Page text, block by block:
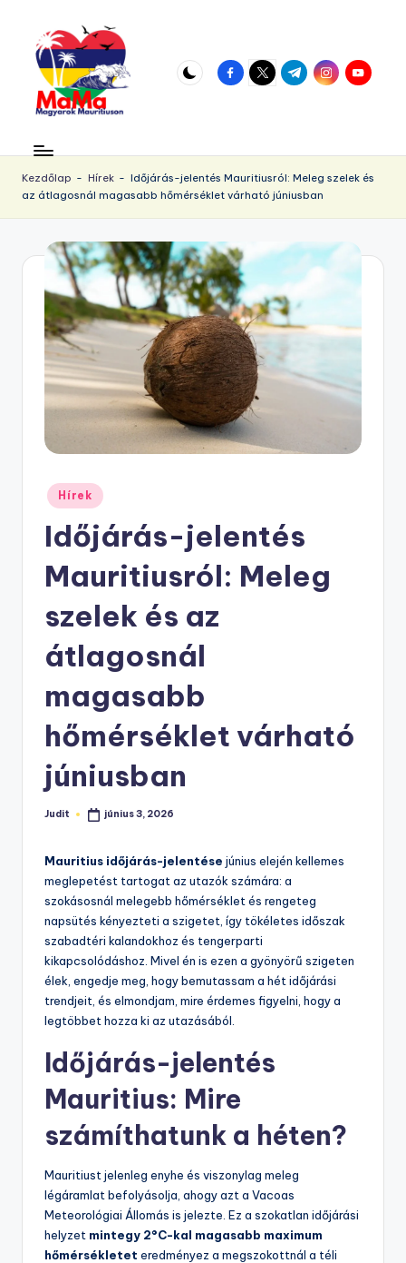
content
u
ri
ti
s.
az
örökös
napsütés!
facebook.com
twitter.com
t.me instagram.com
Kezdőlap - Hírek - Időjárás-jelentés Mauritiusról: Meleg szelek és
az átlagosnál magasabb hőmérséklet várható júniusban
Posted
in
Hírek
Időjárás-jelentés
Mauritiusról: Meleg
szelek és az
átlagosnál
magasabb
hőmérséklet várható
júniusban
Posted
Judit június 3, 2026
Mauritius időjárás-jelentése június elején kellemes
meglepetést tartogat az utazók számára: a
szokásosnál melegebb hőmérséklet és rengeteg
napsütés kényezteti a szigetet, így tökéletes időszak
szabadtéri kalandokhoz és tengerparti
kikapcsolódáshoz. Mivel én is ezen a gyönyörű szigeten
élek, engedje meg, hogy bemutassam a hét időjárási
trendjeit, és elmondjam, mire érdemes figyelni, hogy a
legtöbbet hozza ki az utazásából.
Időjárás-jelentés
Mauritius: Mire
számíthatunk a héten?
Mauritiust jelenleg enyhe és viszonylag meleg
légáramlat befolyásolja, ahogy azt a Vacoas
Meteorológiai Állomás is jelezte. Ez a szokatlan időjárási
helyzet mintegy 2°C-kal magasabb maximum
hőmérsékletet eredményez a megszokottnál a téli